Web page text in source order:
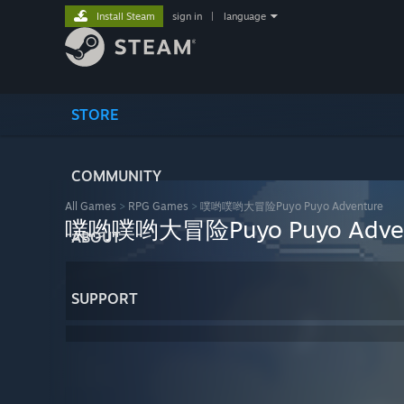
STORE
COMMUNITY
ABOUT
SUPPORT
Install Steam sign in language
All Games > RPG Games > 噗哟噗哟大冒险Puyo Puyo Adventure
噗哟噗哟大冒险Puyo Puyo